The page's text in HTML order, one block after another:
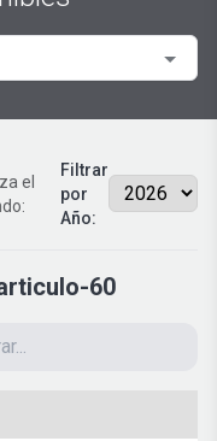
el
Filtrar
por
Año:
60